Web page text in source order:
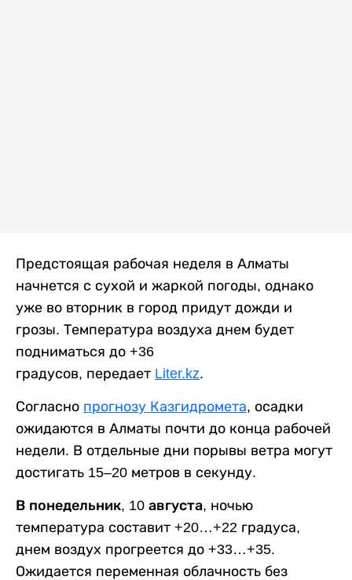
Предстоящая рабочая неделя в Алматы
начнется с сухой и жаркой погоды, однако
уже во вторник в город придут дожди и
грозы. Температура воздуха днем будет
подниматься до +36
градусов, передает Liter.kz.
Согласно прогнозу Казгидромета, осадки
ожидаются в Алматы почти до конца рабочей
недели. В отдельные дни порывы ветра могут
достигать 15–20 метров в секунду.
В понедельник, 10 августа, ночью
температура составит +20…+22 градуса,
днем воздух прогреется до +33…+35.
Ожидается переменная облачность без